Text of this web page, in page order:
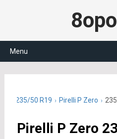
Menu
235/50 R19 Pirelli P Zero
Pirelli P Zero